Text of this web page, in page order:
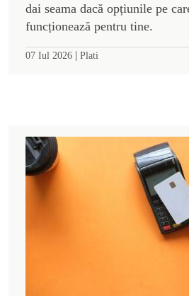
dai seama dacă opțiunile pe
funcționează pentru tine.
07 Iul 2026 | Plati